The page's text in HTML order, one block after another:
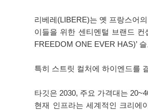
리베레(LIBERE)는 옛 프랑스어
이들을 위한 센티멘털 브랜드
FREEDOM ONE EVER HAS)’
특히 스트릿 컬처에 하이엔드를
타깃은 2030, 주요 가격대는
현재 인프라는 세계적인 크리에